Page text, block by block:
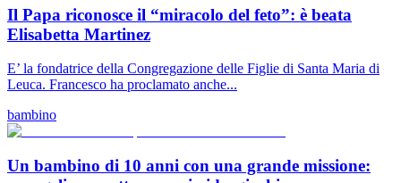
Il Papa riconosce il “miracolo del feto”: è beata
Elisabetta Martinez
E’ la fondatrice della Congregazione delle Figlie di Santa Maria di
Leuca. Francesco ha proclamato anche...
bambino
Un bambino di 10 anni con una grande missione: